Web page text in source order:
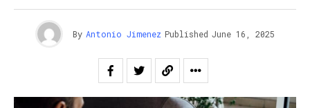
By Antonio Jimenez Published June 16, 2025